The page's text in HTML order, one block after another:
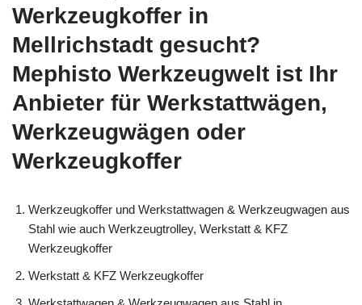
Werkzeugkoffer in
Mellrichstadt gesucht?
Mephisto Werkzeugwelt ist Ihr
Anbieter für Werkstattwägen,
Werkzeugwägen oder
Werkzeugkoffer
Werkzeugkoffer und Werkstattwagen & Werkzeugwagen aus
Stahl wie auch Werkzeugtrolley, Werkstatt & KFZ
Werkzeugkoffer
Werkstatt & KFZ Werkzeugkoffer